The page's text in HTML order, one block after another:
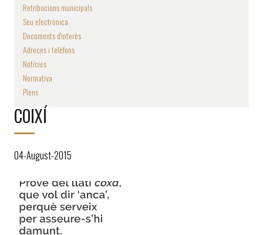
Retribucions municipals
Seu electrònica
Documents d'interès
Adreces i telèfons
Notícies
Normativa
Plens
COIXÍ
04-August-2015